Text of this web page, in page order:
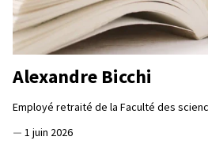
Alexandre Bicchi
Employé retraité de la Faculté des
— 1 juin 2026